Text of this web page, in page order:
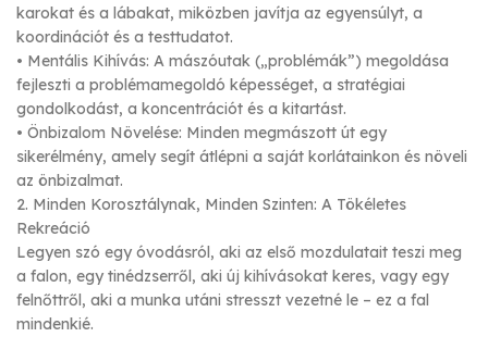
karokat és a lábakat, miközben javítja az egyensúlyt, a
koordinációt és a testtudatot.
• Mentális Kihívás: A mászóutak („problémák”) megoldása
fejleszti a problémamegoldó képességet, a stratégiai
gondolkodást, a koncentrációt és a kitartást.
• Önbizalom Növelése: Minden megmászott út egy
sikerélmény, amely segít átlépni a saját korlátainkon és növeli
az önbizalmat.
2. Minden Korosztálynak, Minden Szinten: A Tökéletes
Rekreáció
Legyen szó egy óvodásról, aki az első mozdulatait teszi meg
a falon, egy tinédzserről, aki új kihívásokat keres, vagy egy
felnőttről, aki a munka utáni stresszt vezetné le – ez a fal
mindenkié.